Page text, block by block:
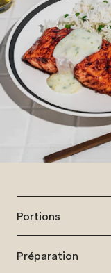
Portions
Préparation